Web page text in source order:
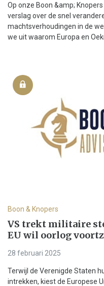
Op onze Boon &amp;
verslag over de snel
machtsverhoudingen in de
we uit waarom Europa en
Boon & Knopers
VS trekt militaire
EU wil oorlog
28 februari 2025
Terwijl de Verenigde Staten
intrekken, kiest de Europese